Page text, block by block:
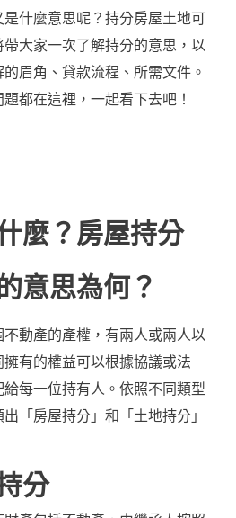
什麼意思呢？持分房屋土地可
大家一次了解持分的意思，以
眉角、貸款流程、所需文件。
都在這裡，一起看下去吧！
麼？房屋持分
意思為何？
不動產的產權，有兩人或兩人以
擁有的權益可以根據協議或法
每一位持有人。依照不同類型
「房屋持分」和「土地持分」
分